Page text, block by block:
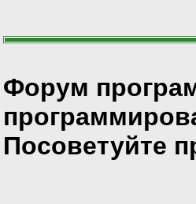
Форум
Посоветуйте